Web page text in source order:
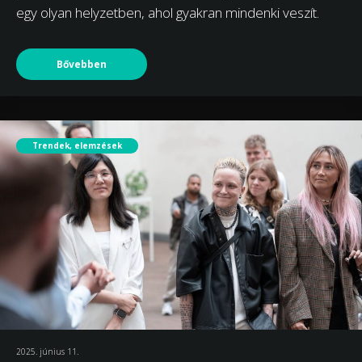
egy olyan helyzetben, ahol gyakran mindenki veszít.
Bővebben
Trendek, elemzések
2025. június 11.